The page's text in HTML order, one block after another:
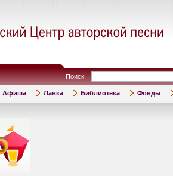
Поиск:
Афиша Лавка Библиотека Фонды